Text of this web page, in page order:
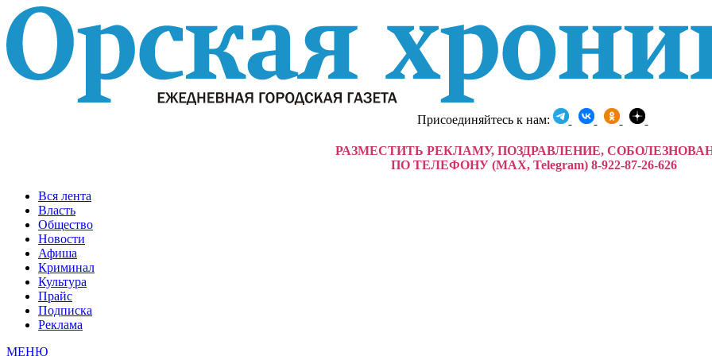
Присоединяйтесь к нам:
РАЗМЕСТИТЬ РЕКЛАМУ, ПОЗДРАВЛЕНИЕ,
ПО ТЕЛЕФОНУ (MAX, Telegram) 8-922-87-26-626
Вся лента
Власть
Общество
Новости
Афиша
Криминал
Культура
Прайс
Подписка
Реклама
МЕНЮ